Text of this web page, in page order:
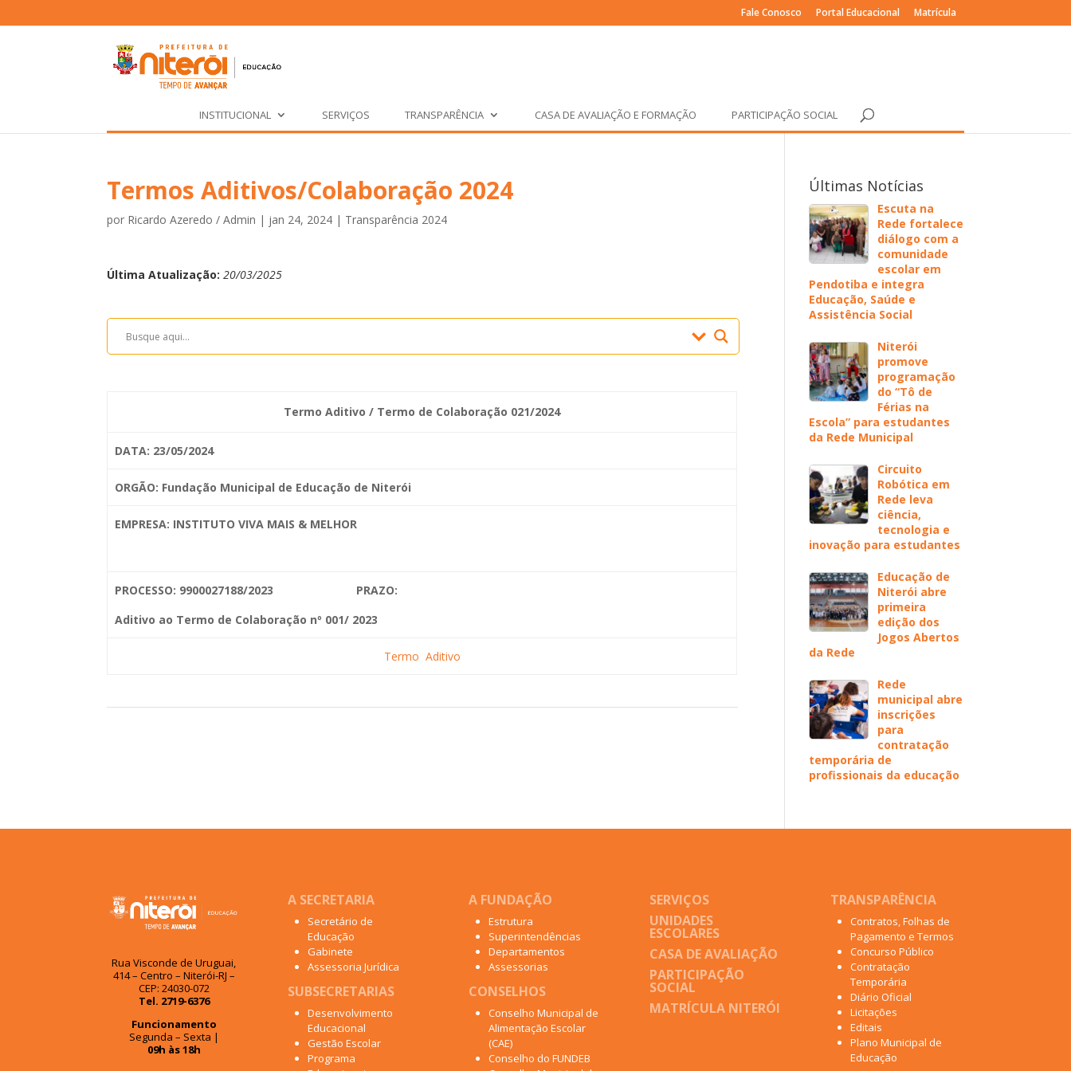
Fale Conosco Portal Educacional Matrícula
INSTITUCIONAL SERVIÇOS TRANSPARÊNCIA CASA DE AVALIAÇÃO E FORMAÇÃO PARTICIPAÇÃO SOCIAL
Termos Aditivos/Colaboração 2024
por Ricardo Azeredo / Admin | jan 24, 2024 | Transparência 2024
Última Atualização: 20/03/2025
Termo Aditivo / Termo de Colaboração 021/2024
DATA: 23/05/2024
ORGÃO: Fundação Municipal de Educação de Niterói
EMPRESA: INSTITUTO VIVA MAIS & MELHOR
PROCESSO: 9900027188/2023 PRAZO:
Aditivo ao Termo de Colaboração nº 001/ 2023
Termo Aditivo
Últimas Notícias
Escuta na
Rede fortalece
diálogo com a
comunidade
escolar em
Pendotiba e integra
Educação, Saúde e
Assistência Social
Niterói
promove
programação
do “Tô de
Férias na
Escola” para estudantes
da Rede Municipal
Circuito
Robótica em
Rede leva
ciência,
tecnologia e
inovação para estudantes
Educação de
Niterói abre
primeira
edição dos
Jogos Abertos
da Rede
Rede
municipal abre
inscrições
para
contratação
temporária de
profissionais da educação
Rua Visconde de Uruguai,
414 – Centro – Niterói-RJ –
CEP: 24030-072
Tel. 2719-6376
Funcionamento
Segunda – Sexta |
09h às 18h
A SECRETARIA
Secretário de
Educação
Gabinete
Assessoria Jurídica
SUBSECRETARIAS
Desenvolvimento
Educacional
Gestão Escolar
Programa
A FUNDAÇÃO
Estrutura
Superintendências
Departamentos
Assessorias
CONSELHOS
Conselho Municipal de
Alimentação Escolar
(CAE)
Conselho do FUNDEB
SERVIÇOS
UNIDADES
ESCOLARES
CASA DE AVALIAÇÃO
PARTICIPAÇÃO
SOCIAL
MATRÍCULA NITERÓI
TRANSPARÊNCIA
Contratos, Folhas de
Pagamento e Termos
Concurso Público
Contratação
Temporária
Diário Oficial
Licitações
Editais
Plano Municipal de
Educação